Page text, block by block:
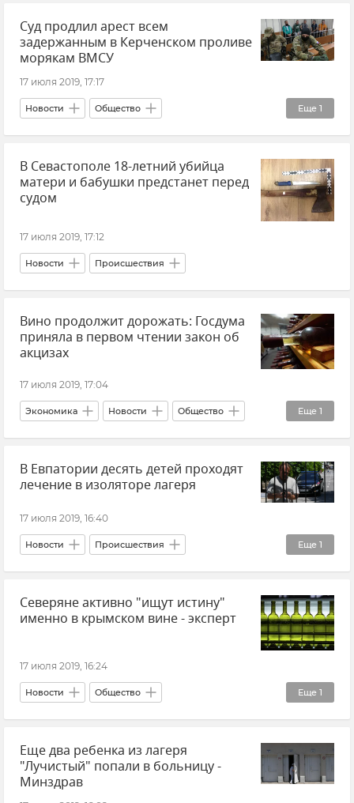
Суд продлил арест всем
задержанным в Керченском проливе
морякам ВМСУ
17 июля 2019, 17:17
Еще 1
Новости Общество
Нарушение российской границы в Черном море кораблями ВМС Украины
В Севастополе 18-летний убийца
матери и бабушки предстанет перед
судом
17 июля 2019, 17:12
Новости Происшествия
Вино продолжит дорожать: Госдума
приняла в первом чтении закон об
акцизах
17 июля 2019, 17:04
Еще 1
Экономика Новости Общество
Виноделие в Крыму
В Евпатории десять детей проходят
лечение в изоляторе лагеря
17 июля 2019, 16:40
Еще 1
Новости Происшествия
Массовое отравление в лагере "Лучистый"
Северяне активно "ищут истину"
именно в крымском вине - эксперт
17 июля 2019, 16:24
Еще 1
Новости Общество
Виноделие в Крыму
Еще два ребенка из лагеря
"Лучистый" попали в больницу -
Минздрав